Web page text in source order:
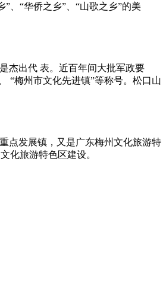
、“华侨之乡”、“山歌之乡”的美
杰出代 表。近百年间大批军政要
“梅州市文化先进镇”等称号。松口山
点发展镇，又是广东梅州文化旅游特
化旅游特色区建设。